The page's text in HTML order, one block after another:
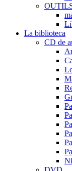
La biblioteca
CD de